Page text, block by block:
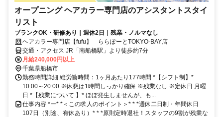
オープニング ヘアカラー専門店のアシスタントスタイ
リスト
ブランクOK・研修あり｜週休2日｜残業・ノルマなし
ヘアカラー専門店【fufu】 ららぽーとTOKYO-BAY店
交通・アクセス JR「南船橋駅」より徒歩約7分
月給240,000円以上
千葉県船橋市
勤務時間詳細 総労働時間：1ヶ月あたり177時間 *【シフト制】*
10:00～20:00 ※休憩は1時間しっかり確保 ※残業なし ※定休日 月曜
日 *【残業について 】* ほぼ発生しませんが、も...
仕事内容 *ー* *＜この求人のポイント＞* * *週休二日制・年間休日
107日（別途、有休あり）* * *原則定時退社！スタッフの9割が残業な